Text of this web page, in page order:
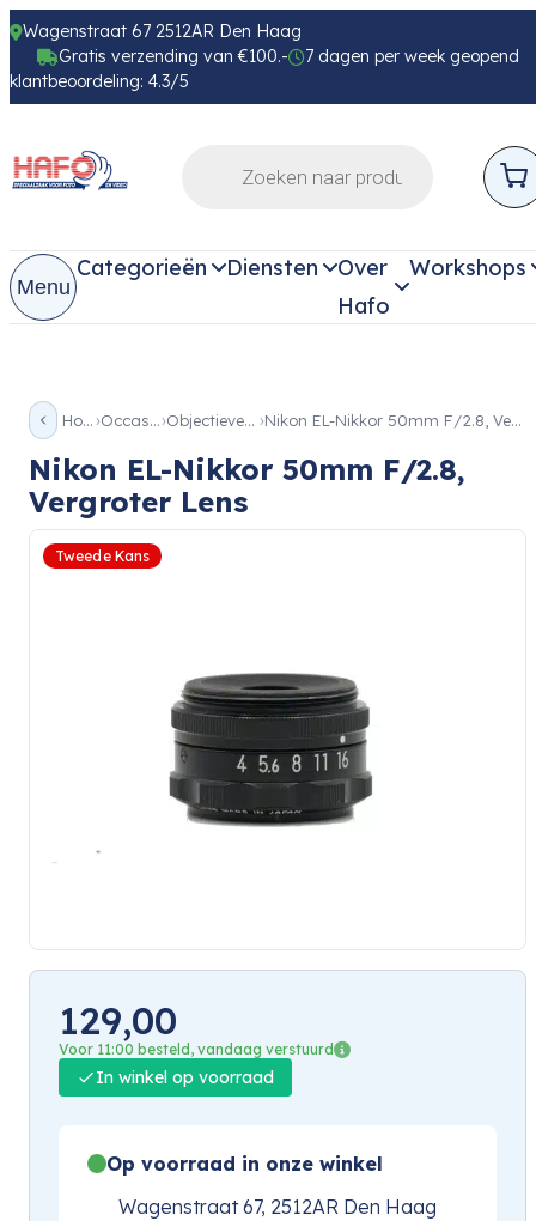
Wagenstraat 67 2512AR Den Haag
Gratis verzending van €100.-
7 dagen per week geopend
klantbeoordeling: 4.3/5
Menu
Categorieën Diensten
Over
Hafo
Workshops
Home Occassion Objectieven Occ Nikon EL-Nikkor 50mm F/2.8, Vergroter Lens
Nikon EL-Nikkor 50mm F/2.8,
Vergroter Lens
Tweede Kans
129,00
Voor 11:00 besteld, vandaag verstuurd
In winkel op voorraad
Op voorraad in onze winkel
Wagenstraat 67, 2512AR Den Haag